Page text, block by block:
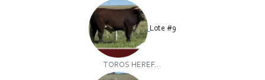
Lote #9
TOROS HEREF...